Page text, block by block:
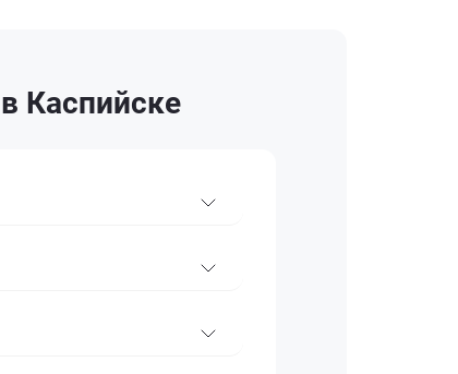
Каспийске